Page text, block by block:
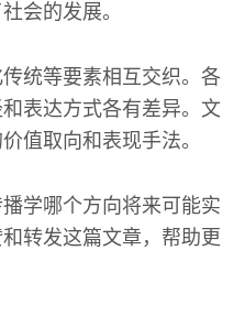
会的发展。
统等要素相互交织。各
表达方式各有差异。文
值取向和表现手法。
学哪个方向将来可能实
转发这篇文章，帮助更